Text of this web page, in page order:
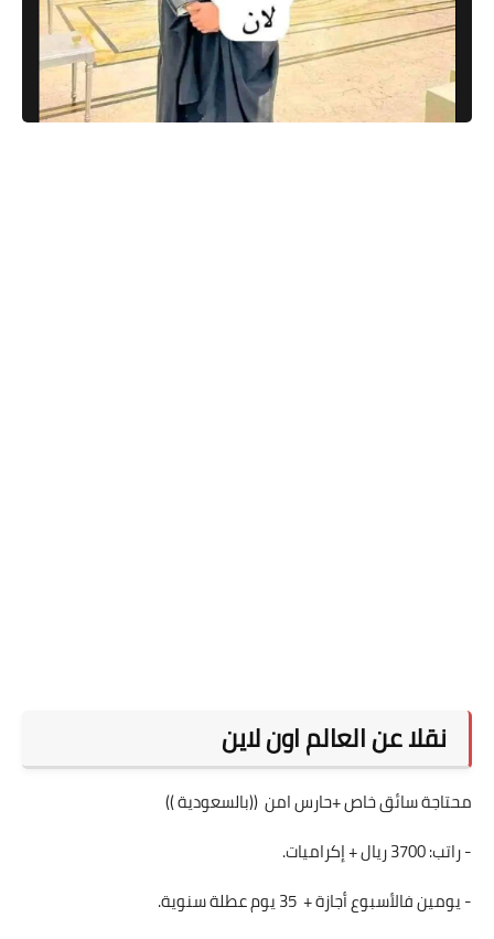
نقلا عن العالم اون لاين
محتاجة سائق خاص +حارس امن ((بالسعودية ))
- راتب: 3700 ريال + إكراميات.
- يومين فالأسبوع أجازة + 35 يوم عطلة سنوية.